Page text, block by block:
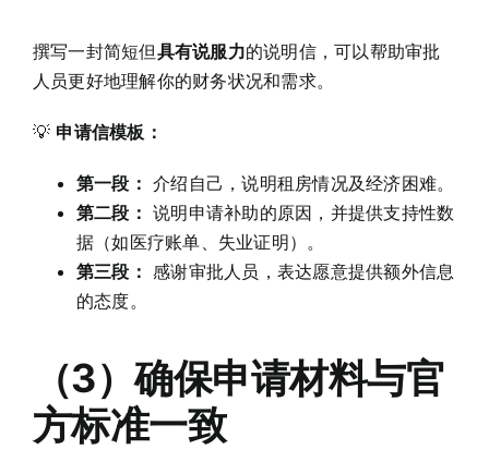
撰写一封简短但具有说服力的说明信，可以帮助审批
人员更好地理解你的财务状况和需求。
💡 申请信模板：
第一段： 介绍自己，说明租房情况及经济困难。
第二段： 说明申请补助的原因，并提供支持性数
据（如医疗账单、失业证明）。
第三段： 感谢审批人员，表达愿意提供额外信息
的态度。
（3）确保申请材料与官
方标准一致